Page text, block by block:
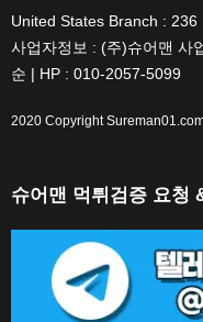
United States Branch :
사업자정보 : (주)슈어맨 사
순 | HP : 010-2057-5099
2020 Copyright
슈어맨 먹튀검증 요청